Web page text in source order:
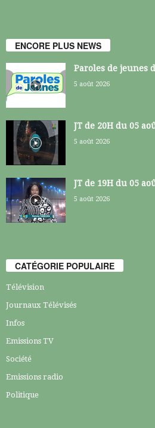
ENCORE PLUS NEWS
Paroles de jeunes
5 août 2026
JT de 20H du 05
5 août 2026
JT de 19H du 05
5 août 2026
CATÉGORIE POPULAIRE
Télévision
Journaux Télévisés
Infos
Emissions TV
Société
Emissions radio
Politique